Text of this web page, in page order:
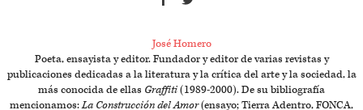
José Homero
Poeta, ensayista y editor. Fundador y editor de varias revistas y
publicaciones dedicadas a la literatura y la crítica del arte y la sociedad, la
más conocida de ellas Graffiti(1989-2000). De su bibliografía
mencionamos:La Construcción del Amor(ensayo; Tierra Adentro, FONCA,